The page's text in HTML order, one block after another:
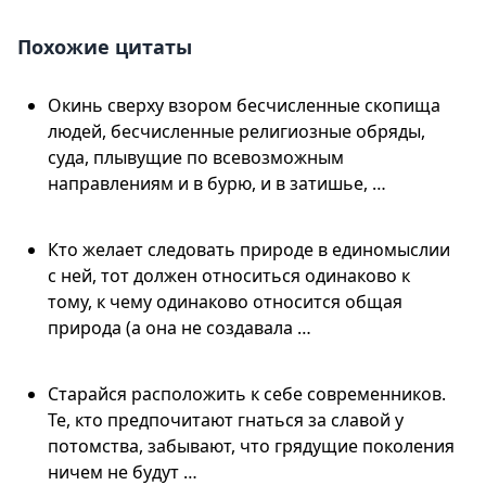
Похожие цитаты
Окинь сверху взором бесчисленные скопища
людей, бесчисленные религиозные обряды,
суда, плывущие по всевозможным
направлениям и в бурю, и в затишье, …
Кто желает следовать природе в единомыслии
с ней, тот должен относиться одинаково к
тому, к чему одинаково относится общая
природа (а она не создавала …
Старайся расположить к себе современников.
Те, кто предпочитают гнаться за славой у
потомства, забывают, что грядущие поколения
ничем не будут …